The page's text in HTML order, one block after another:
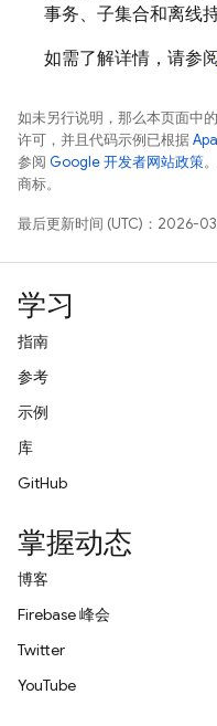
事务、子集合和离线持
如需了解详情，请参阅
如未另行说明，那么本页面中
许可，并且代码示例已根据
参阅 Google 开发者网站政策
商标。
最后更新时间 (UTC)：2026-
学习
指南
参考
示例
库
GitHub
掌握动态
博客
Firebase 峰会
Twitter
YouTube